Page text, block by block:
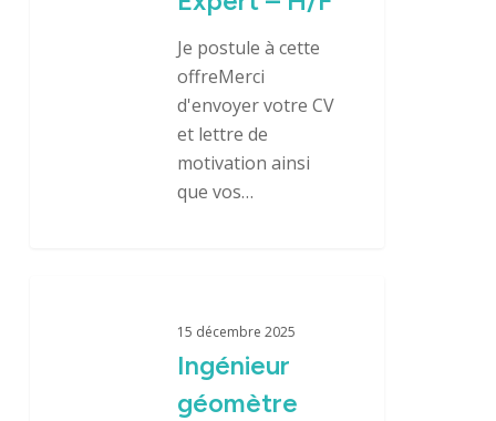
Je postule à cette
offreMerci
d'envoyer votre CV
et lettre de
motivation ainsi
que vos…
15 décembre 2025
Ingénieur
géomètre
Nous rejoindre
Domaines d’activité
Savoir-faire
Innovation